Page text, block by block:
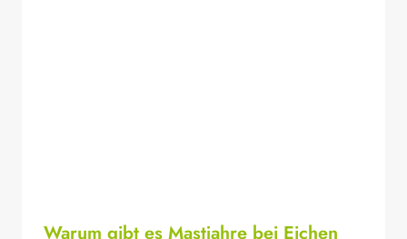
Warum gibt es Mastjahre bei Eichen